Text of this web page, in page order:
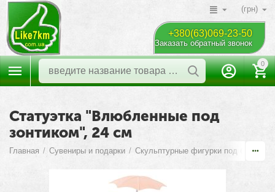
(грн)
+380(63)069-23-50
Заказать обратный звонок
0
Статуэтка "Влюбленные под
зонтиком", 24 см
Главная / Сувениры и подарки / Скульптурные фигурки под бронзу